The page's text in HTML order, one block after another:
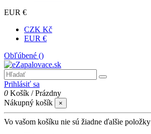
EUR €
CZK Kč
EUR €
Obľúbené ()
Prihlásiť sa
0 Košík /Prázdny
Nákupný košík
×
Vo vašom košíku nie sú žiadne ďalšie položky